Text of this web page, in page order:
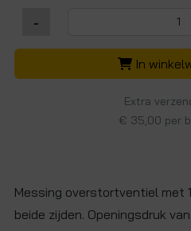
-
In
Extra
€ 35,00 per
Messing overstortventiel met
beide zijden. Openingsdruk van